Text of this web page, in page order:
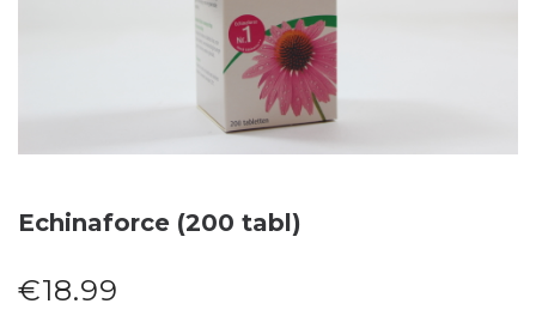
Echinaforce (200 tabl)
€18.99